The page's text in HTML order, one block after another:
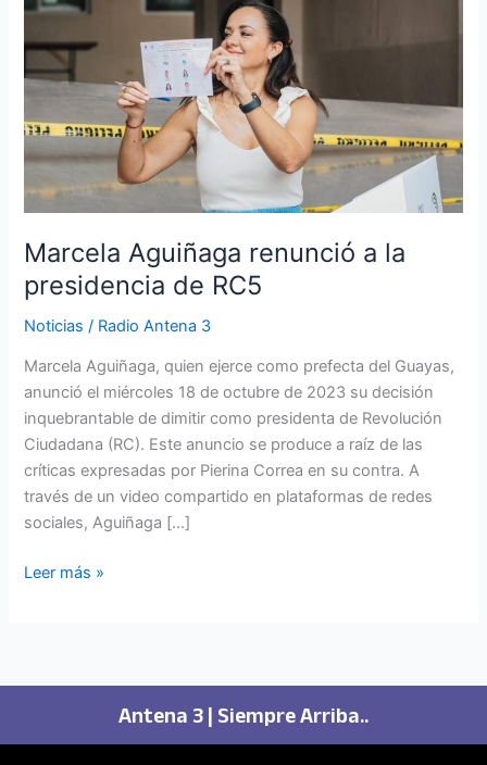
Marcela Aguiñaga renunció a la
presidencia de RC5
Noticias / Radio Antena 3
Marcela Aguiñaga, quien ejerce como prefecta del Guayas,
anunció el miércoles 18 de octubre de 2023 su decisión
inquebrantable de dimitir como presidenta de Revolución
Ciudadana (RC). Este anuncio se produce a raíz de las
críticas expresadas por Pierina Correa en su contra. A
través de un video compartido en plataformas de redes
sociales, Aguiñaga […]
renunció
a
la
presidencia
de
RC5
Leer más »
Antena 3 | Siempre Arriba..